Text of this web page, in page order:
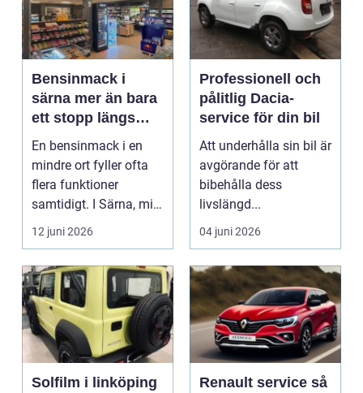
Bensinmack i
särna mer än bara
ett stopp längs
vägen
En bensinmack i en
mindre ort fyller ofta
flera funktioner
samtidigt. I Särna, mitt
i norra Dalarna,...
12 juni 2026
Professionell och
pålitlig Dacia-
service för din bil
Att underhålla sin bil är
avgörande för att
bibehålla dess
livslängd...
04 juni 2026
Solfilm i linköping
Renault service så